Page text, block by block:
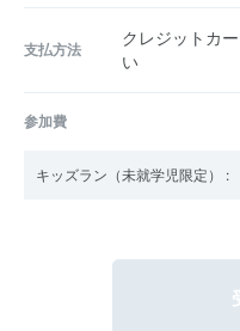
支払方法
クレジットカ
い
参加費
キッズラン（未就学児限定） :